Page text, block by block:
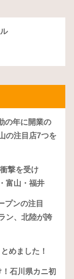
の年に開業の
の注目店7つを
撃を受け
富山・福井
プンの注目
ン、北陸が誇
めました！
石川県カニ初